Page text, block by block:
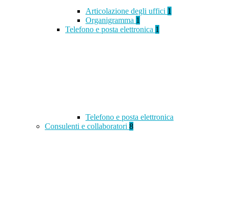
Articolazione degli uffici 1
Organigramma 1
Telefono e posta elettronica 1
Telefono e posta elettronica
Consulenti e collaboratori 8